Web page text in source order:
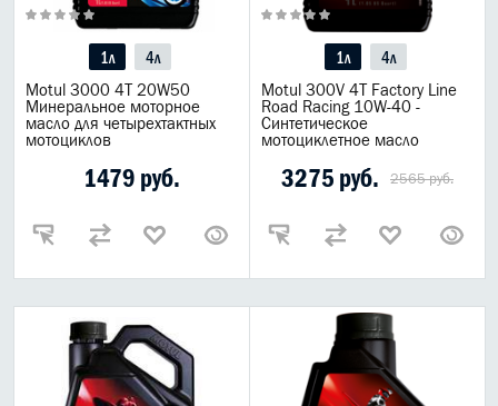
1л
4л
Motul 3000 4T 20W50
Минеральное моторное
масло для четырехтактных
мотоциклов
1479 руб.
1л
4л
Motul 300V 4T Factory Line
Road Racing 10W-40 -
Синтетическое
мотоциклетное масло
3275 руб. 2565 руб.